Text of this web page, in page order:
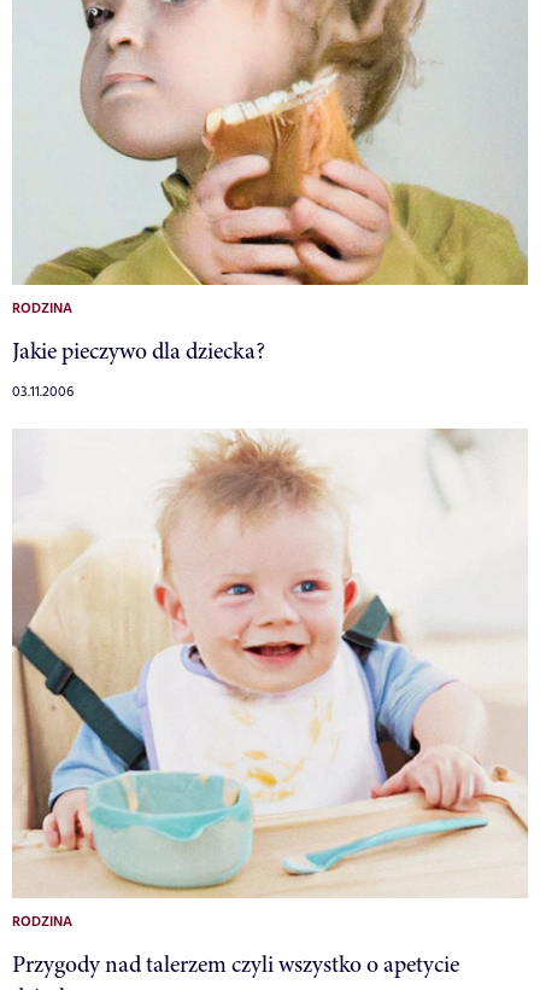
RODZINA
Jakie pieczywo dla dziecka?
03.11.2006
RODZINA
Przygody nad talerzem czyli wszystko o apetycie